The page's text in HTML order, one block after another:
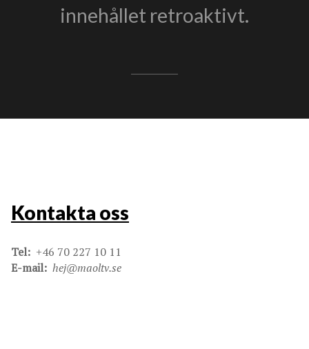
innehållet retroaktivt.
Kontakta oss
Tel: +46 70 227 10 11
E-mail: hej@maoltv.se